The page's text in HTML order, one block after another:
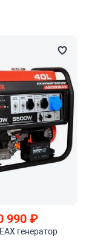
990₽
генератор